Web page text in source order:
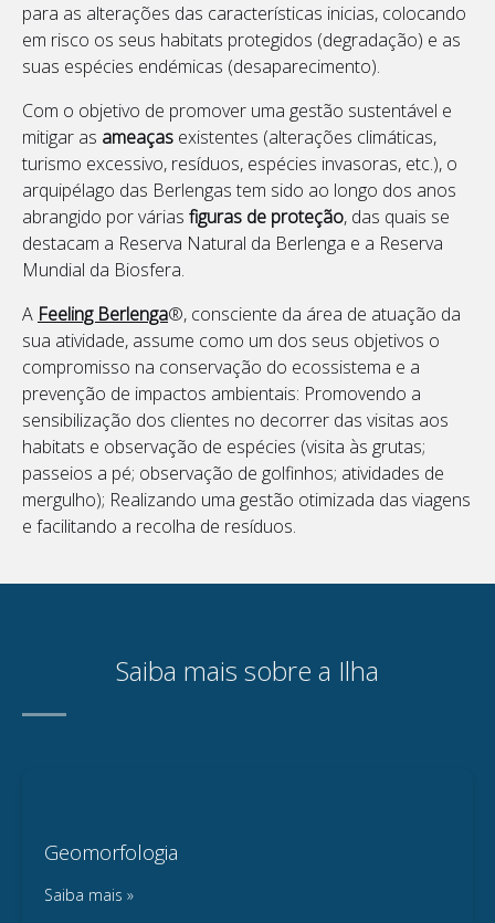
para as alterações das características inicias, colocando
em risco os seus habitats protegidos (degradação) e as
suas espécies endémicas (desaparecimento).
Com o objetivo de promover uma gestão sustentável e
mitigar as ameaças existentes (alterações climáticas,
turismo excessivo, resíduos, espécies invasoras, etc.), o
arquipélago das Berlengas tem sido ao longo dos anos
abrangido por várias figuras de proteção, das quais se
destacam a Reserva Natural da Berlenga e a Reserva
Mundial da Biosfera.
A Feeling Berlenga®, consciente da área de atuação da
sua atividade, assume como um dos seus objetivos o
compromisso na conservação do ecossistema e a
prevenção de impactos ambientais: Promovendo a
sensibilização dos clientes no decorrer das visitas aos
habitats e observação de espécies (visita às grutas;
passeios a pé; observação de golfinhos; atividades de
mergulho); Realizando uma gestão otimizada das viagens
e facilitando a recolha de resíduos.
Saiba mais sobre a Ilha
Geomorfologia
Saiba mais »